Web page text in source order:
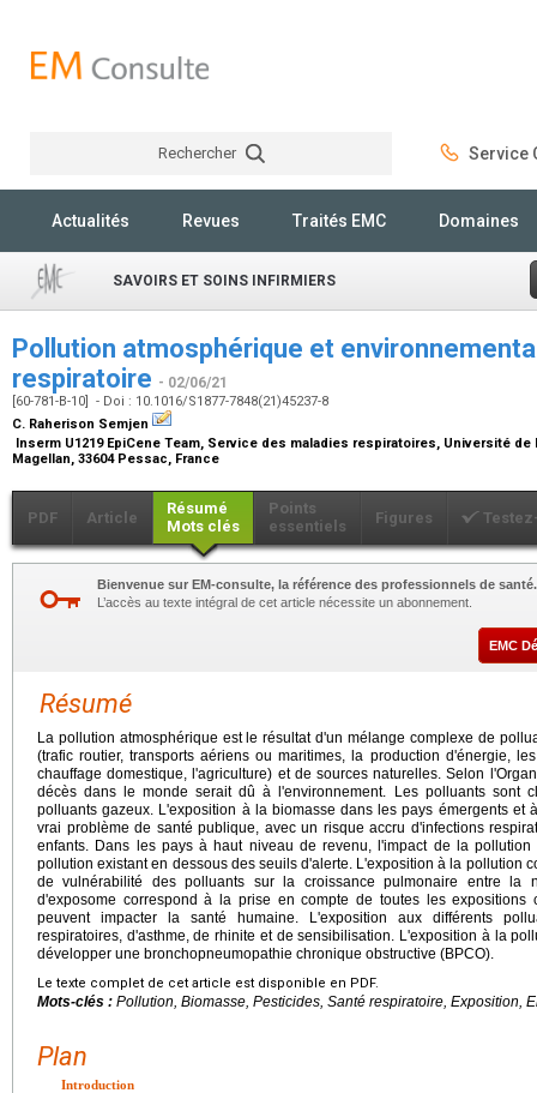
Rechercher Service
Actualités Revues Traités EMC Domaines
SAVOIRS ET SOINS INFIRMIERS
Pollution atmosphérique et
respiratoire - 02/06/21
[60-781-B-10] - Doi : 10.1016/S1877-7848(21)45237-8
C. Raherison Semjen
Inserm U1219 EpiCene Team, Service des maladies respiratoires, Université de
Magellan, 33604 Pessac, France
PDF Article
Résumé
Mots clés
Points
essentiels
Figures
Bienvenue sur EM-consulte, la référence des professionnels de santé.
L’accès au texte intégral de cet article nécessite un abonnement.
EMC
Résumé
La pollution atmosphérique est le résultat d'un mélange complexe de
(trafic routier, transports aériens ou maritimes, la production d'énergie,
chauffage domestique, l'agriculture) et de sources naturelles. Selon
décès dans le monde serait dû à l'environnement. Les polluants sont
polluants gazeux. L'exposition à la biomasse dans les pays émergents et
vrai problème de santé publique, avec un risque accru d'infections
enfants. Dans les pays à haut niveau de revenu, l'impact de la
pollution existant en dessous des seuils d'alerte. L'exposition à la pollution
de vulnérabilité des polluants sur la croissance pulmonaire entre la
d'exposome correspond à la prise en compte de toutes les expositions
peuvent impacter la santé humaine. L'exposition aux différents
respiratoires, d'asthme, de rhinite et de sensibilisation. L'exposition à la
développer une bronchopneumopathie chronique obstructive (BPCO).
Le texte complet de cet article est disponible en PDF.
Mots-clés : Pollution, Biomasse, Pesticides, Santé respiratoire, Exposition,
Plan
Introduction